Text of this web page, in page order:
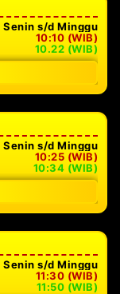
Senin s/d Minggu
10:10 (WIB)
10.22 (WIB)
Senin s/d Minggu
10:25 (WIB)
10:34 (WIB)
Senin s/d Minggu
11:30 (WIB)
11:50 (WIB)